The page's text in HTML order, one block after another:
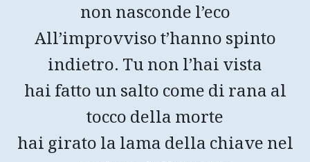
non nasconde l’eco
All’improvviso t’hanno spinto
indietro. Tu non l’hai vista
hai fatto un salto come di rana al
tocco della morte
hai girato la lama della chiave nel